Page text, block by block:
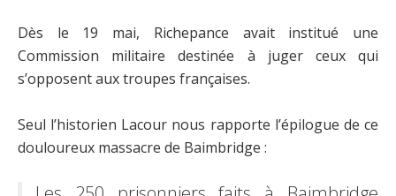
Dès le 19 mai, Richepance avait institué une
Commission militaire destinée à juger ceux qui
s’opposent aux troupes françaises.
Seul l’historien Lacour nous rapporte l’épilogue de ce
douloureux massacre de Baimbridge :